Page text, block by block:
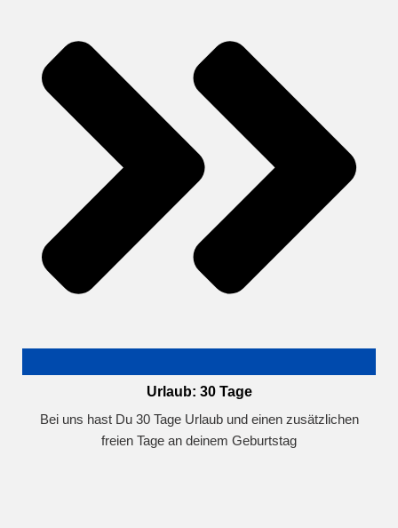
Urlaub: 30 Tage
Bei uns hast Du 30 Tage Urlaub und einen zusätzlichen
freien Tage an deinem Geburtstag